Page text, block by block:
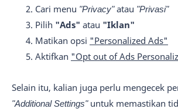
Cari menu "Privacy"atau "Privasi"
Pilih "Ads" atau "Iklan"
Matikan opsi "Personalized Ads"
Aktifkan "Opt out of Ads
Selain itu, kalian juga perlu mengecek
"Additional Settings"untuk memastikan